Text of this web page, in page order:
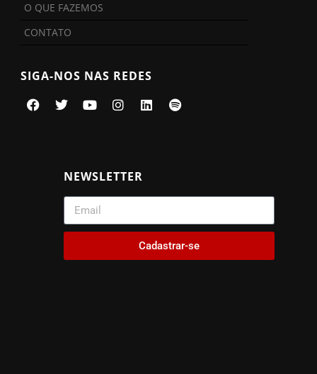
O QUE FAZEMOS
CONTATO
SIGA-NOS NAS REDES
NEWSLETTER
Cadastrar-se